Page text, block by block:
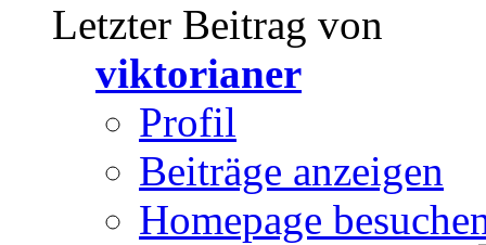
Letzter Beitrag von
viktorianer
Profil
Beiträge anzeigen
Homepage